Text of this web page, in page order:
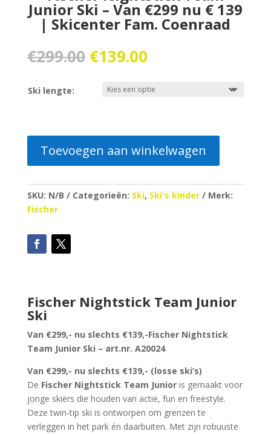
Junior Ski – Van €299 nu € 139
| Skicenter Fam. Coenraad
€299.00 Oorspronkelijke
prijs
was:
€299.00.
€139.00Huidige
is:
€139.00.
Ski lengte:
Toevoegen aan winkelwagen
SKU: N/B Categorieën: Ski, Ski's kinder
Merk:
Fischer
Fischer Nightstick Team Junior
Ski
Van €299,- nu slechts €139,-Fischer Nightstick
Team Junior Ski – art.nr. A20024
Van €299,- nu slechts €139,- (losse ski’s)
De Fischer Nightstick Team Junioris gemaakt voor
jonge skiërs die houden van actie, fun en freestyle.
Deze twin-tip ski is ontworpen om grenzen te
verleggen in het park én daarbuiten. Met zijn robuuste